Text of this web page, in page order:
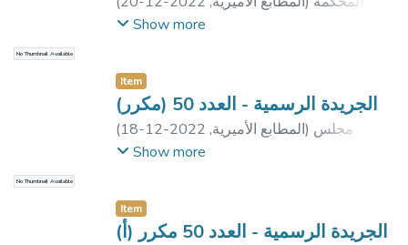
No Thumbnail Available
الدستورية العليا
Show more
No Thumbnail Available
Item
الجريدة الرسمية - العدد 50 (مكرر)
( المطابع الأميرية,
2022-12-18 ) مجلس
الوزراء
Show more
Item
الجريدة الرسمية - العدد 50 مكرر (أ)